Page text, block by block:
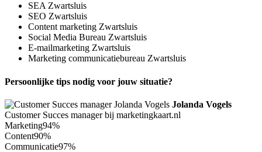
SEA Zwartsluis
SEO Zwartsluis
Content marketing Zwartsluis
Social Media Bureau Zwartsluis
E-mailmarketing Zwartsluis
Marketing communicatiebureau Zwartsluis
Persoonlijke tips nodig voor jouw situatie?
Jolanda Vogels
Customer Succes manager bij marketingkaart.nl
Marketing94%
Content90%
Communicatie97%